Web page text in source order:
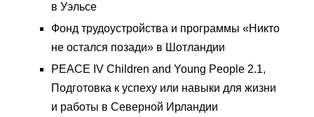
в Уэльсе
Фонд трудоустройства и программы «Никто
не остался позади» в Шотландии
PEACE IV Children and Young People 2.1,
Подготовка к успеху или навыки для жизни
и работы в Северной Ирландии